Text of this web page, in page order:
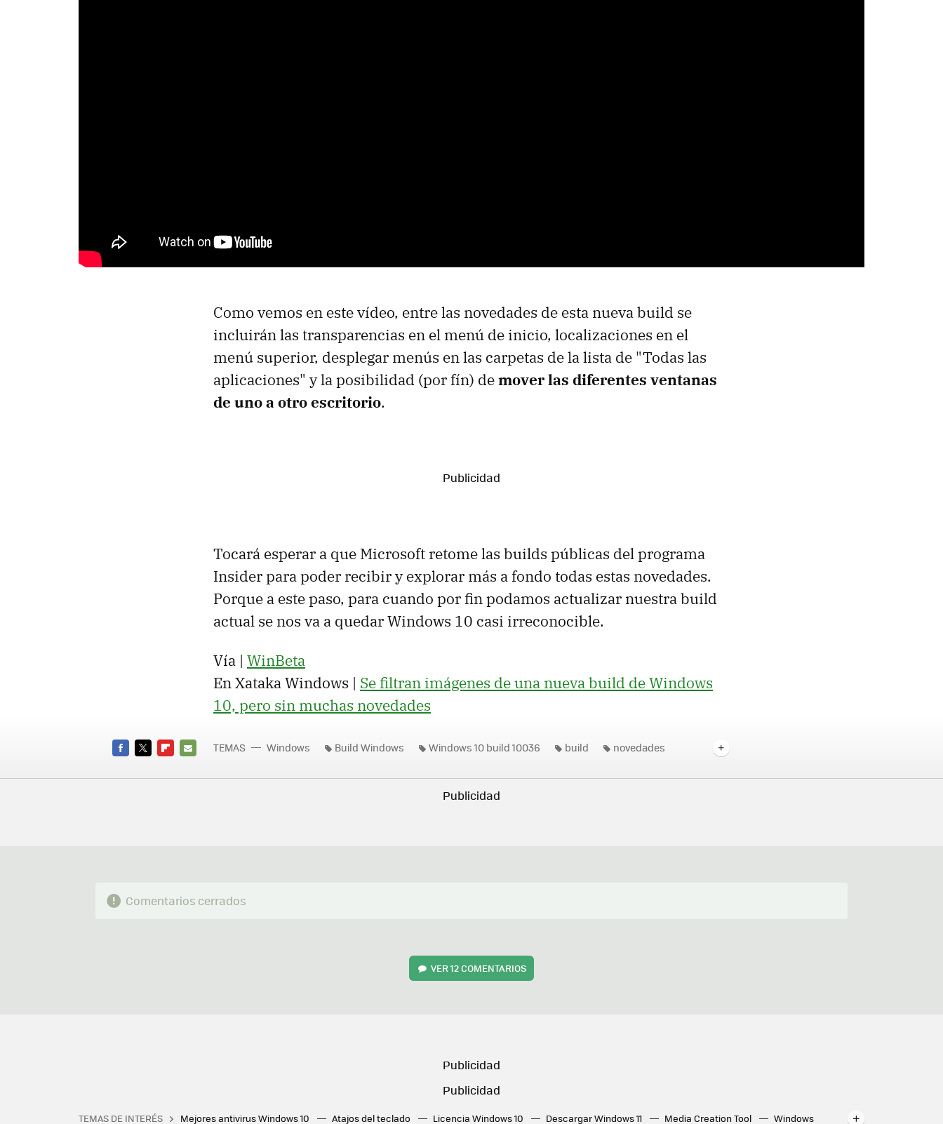
Como vemos en este vídeo, entre las novedades de esta nueva build se
incluirán las transparencias en el menú de inicio, localizaciones en el
menú superior, desplegar menús en las carpetas de la lista de "Todas las
aplicaciones" y la posibilidad (por fín) demover las diferentes ventanas
de uno a otro escritorio.
Tocará esperar a que Microsoft retome las builds públicas del programa
Insider para poder recibir y explorar más a fondo todas estas novedades.
Porque a este paso, para cuando por fin podamos actualizar nuestra build
actual se nos va a quedar Windows 10 casi irreconocible.
Vía | WinBeta
En Xataka Windows | Se filtran imágenes de una nueva build de Windows
10, pero sin muchas novedades
MAIL
TEMAS Windows Build Windows Windows 10 build 10036 build
novedades
Comentarios cerrados
VER12 COMENTARIOS
TEMAS DE INTERÉS Mejores antivirus Windows 10 Atajos del teclado Licencia Windows 10 Descargar Windows 11 Media Creation Tool Windows